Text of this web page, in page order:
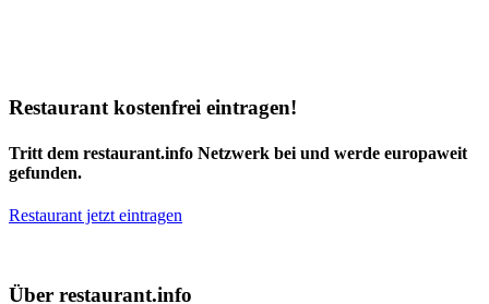
Restaurant kostenfrei eintragen!
Tritt dem restaurant.info Netzwerk bei und werde europaweit
gefunden.
Restaurant jetzt eintragen
Über restaurant.info